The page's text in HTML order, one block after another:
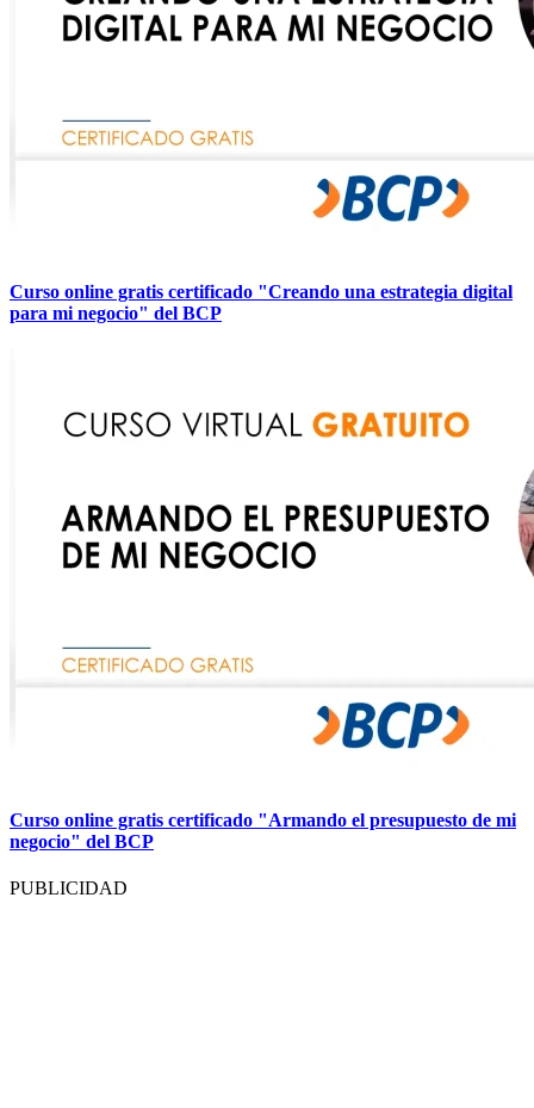
Curso online gratis certificado "Creando una estrategia digital
para mi negocio" del BCP
Curso online gratis certificado "Armando el presupuesto de mi
negocio" del BCP
PUBLICIDAD